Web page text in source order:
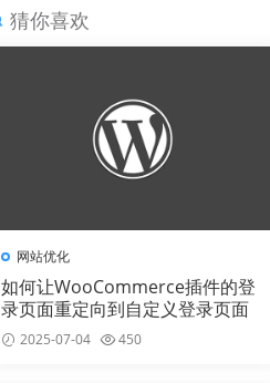
猜你喜欢
网站优化
如何让WooCommerce插件的登
录页面重定向到自定义登录页面
2025-07-04 450